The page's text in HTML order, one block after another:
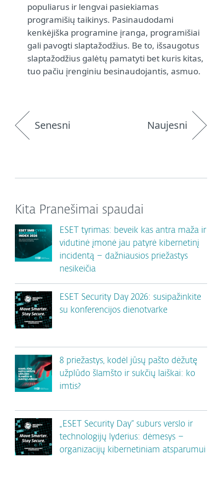
populiarus ir lengvai pasiekiamas
programišių taikinys. Pasinaudodami
kenkėjiška programine įranga, programišiai
gali pavogti slaptažodžius. Be to, išsaugotus
slaptažodžius galėtų pamatyti bet kuris kitas,
tuo pačiu įrenginiu besinaudojantis, asmuo.
Senesni Naujesni
Kita Pranešimai spaudai
ESET tyrimas: beveik kas antra maža ir
vidutinė įmonė jau patyrė kibernetinį
incidentą – dažniausios priežastys
nesikeičia
ESET Security Day 2026: susipažinkite
su konferencijos dienotvarke
8 priežastys, kodėl jūsų pašto dėžutę
užplūdo šlamšto ir sukčių laiškai: ko
imtis?
„ESET Security Day“ suburs verslo ir
technologijų lyderius: dėmesys –
organizacijų kibernetiniam atsparumui